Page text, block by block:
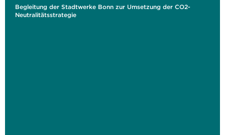
Begleitung der Stadtwerke Bonn zur Umsetzung der CO2-
Neutralitätsstrategie